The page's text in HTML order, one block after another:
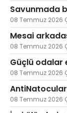
Savunmada
08 Temmuz 2026
Mesai
08 Temmuz 2026
Güçlü odalar
08 Temmuz 2026
08 Temmuz 2026